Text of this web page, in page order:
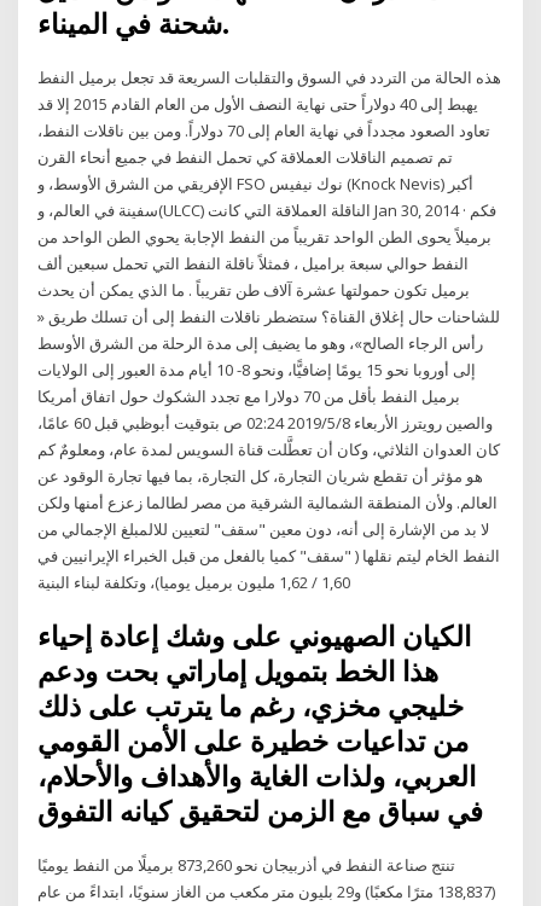
شحنة في الميناء.
هذه الحالة من التردد في السوق والتقلبات السريعة قد تجعل برميل النفط
يهبط إلى 40 دولاراً حتى نهاية النصف الأول من العام القادم 2015 إلا قد
تعاود الصعود مجدداً في نهاية العام إلى 70 دولاراً. ومن بين ناقلات النفط،
تم تصميم الناقلات العملاقة كي تحمل النفط في جميع أنحاء القرن
الإفريقي من الشرق الأوسط، و FSO نوك نيفيس (Knock Nevis) أكبر
سفينة في العالم، و(ULCC) الناقلة العملاقة التي كانت Jan 30, 2014 · فكم
برميلاً يحوى الطن الواحد تقريباً من النفط الإجابة يحوي الطن الواحد من
النفط حوالي سبعة براميل ، فمثلاً ناقلة النفط التي تحمل سبعين ألف
برميل تكون حمولتها عشرة آلاف طن تقريباً . ما الذي يمكن أن يحدث
للشاحنات حال إغلاق القناة؟ ستضطر ناقلات النفط إلى أن تسلك طريق «
رأس الرجاء الصالح»، وهو ما يضيف إلى مدة الرحلة من الشرق الأوسط
إلى أوروبا نحو 15 يومًا إضافيًّا، ونحو 8- 10 أيام مدة العبور إلى الولايات
برميل النفط بأقل من 70 دولارا مع تجدد الشكوك حول اتفاق أمريكا
والصين رويترز الأربعاء 2019/5/8 02:24 ص بتوقيت أبوظبي قبل 60 عامًا،
كان العدوان الثلاثي، وكان أن تعطَّلت قناة السويس لمدة عام، ومعلومٌ كم
هو مؤثر أن تقطع شريان التجارة، كل التجارة، بما فيها تجارة الوقود عن
العالم. ولأن المنطقة الشمالية الشرقية من مصر لطالما زعزع أمنها ولكن
لا بد من الإشارة إلى أنه، دون معين "سقف" لتعيين للالمبلغ الإجمالي من
النفط الخام ليتم نقلها ( "سقف" كميا بالفعل من قبل الخبراء الإيرانيين في
1,60 / 1,62 مليون برميل يوميا)، وتكلفة لبناء البنية
الكيان الصهيوني على وشك إعادة إحياء
هذا الخط بتمويل إماراتي بحت ودعم
خليجي مخزي، رغم ما يترتب على ذلك
من تداعيات خطيرة على الأمن القومي
العربي، ولذات الغاية والأهداف والأحلام،
في سباق مع الزمن لتحقيق كيانه التفوق
تنتج صناعة النفط في أذربيجان نحو 873,260 برميلًا من النفط يوميًا
(138,837 مترًا مكعبًا) و29 بليون متر مكعب من الغاز سنويًا، ابتداءً من عام